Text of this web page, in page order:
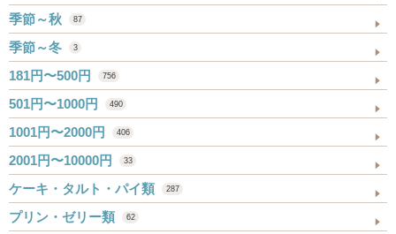
季節～秋 87
季節～冬 3
181円〜500円 756
501円〜1000円 490
1001円〜2000円 406
2001円〜10000円 33
ケーキ・タルト・パイ類 287
プリン・ゼリー類 62